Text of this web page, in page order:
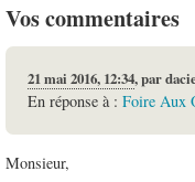
Vos commentaires
21 mai 2016, 12:34,par
En réponse à : Foire Aux
Monsieur,